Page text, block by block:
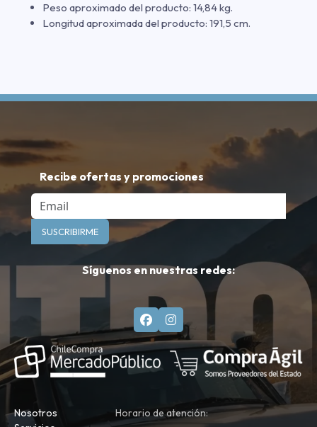
Peso aproximado del producto: 14,84 kg.
Longitud aproximada del producto: 191,5 cm.
Recibe ofertas y promociones
Email
SUSCRIBIRME
Síguenos en nuestras redes:
Nosotros
Horario de atención: